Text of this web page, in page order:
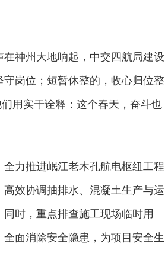
神州大地响起，中交四航局建设
岗位；短暂休整的，收心归位整
用实干诠释：这个春天，奋斗也
力推进岷江老木孔航电枢纽工程
效协调抽排水、混凝土生产与运
时，重点排查施工现场临时用
面消除安全隐患，为项目安全生